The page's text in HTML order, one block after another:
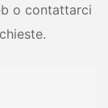
o contattarci